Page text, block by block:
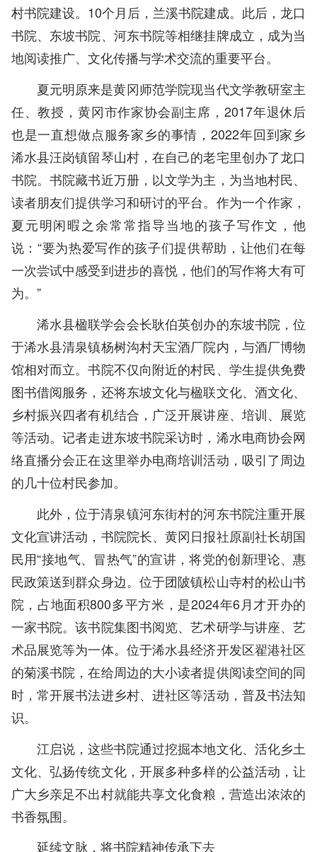
村书院建设。10个月后，兰溪书院建成。此后，龙口
书院、东坡书院、河东书院等相继挂牌成立，成为当
地阅读推广、文化传播与学术交流的重要平台。
夏元明原来是黄冈师范学院现当代文学教研室主
任、教授，黄冈市作家协会副主席，2017年退休后
也是一直想做点服务家乡的事情，2022年回到家乡
浠水县汪岗镇留琴山村，在自己的老宅里创办了龙口
书院。书院藏书近万册，以文学为主，为当地村民、
读者朋友们提供学习和研讨的平台。作为一个作家，
夏元明闲暇之余常常指导当地的孩子写作文，他
说：“要为热爱写作的孩子们提供帮助，让他们在每
一次尝试中感受到进步的喜悦，他们的写作将大有可
为。”
浠水县楹联学会会长耿伯英创办的东坡书院，位
于浠水县清泉镇杨树沟村天宝酒厂院内，与酒厂博物
馆相对而立。书院不仅向附近的村民、学生提供免费
图书借阅服务，还将东坡文化与楹联文化、酒文化、
乡村振兴四者有机结合，广泛开展讲座、培训、展览
等活动。记者走进东坡书院采访时，浠水电商协会网
络直播分会正在这里举办电商培训活动，吸引了周边
的几十位村民参加。
此外，位于清泉镇河东街村的河东书院注重开展
文化宣讲活动，书院院长、黄冈日报社原副社长胡国
民用“接地气、冒热气”的宣讲，将党的创新理论、惠
民政策送到群众身边。位于团陂镇松山寺村的松山书
院，占地面积800多平方米，是2024年6月才开办的
一家书院。该书院集图书阅览、艺术研学与讲座、艺
术品展览等为一体。位于浠水县经济开发区翟港社区
的菊溪书院，在给周边的大小读者提供阅读空间的同
时，常开展书法进乡村、进社区等活动，普及书法知
识。
江启说，这些书院通过挖掘本地文化、活化乡土
文化、弘扬传统文化，开展多种多样的公益活动，让
广大乡亲足不出村就能共享文化食粮，营造出浓浓的
书香氛围。
延续文脉，将书院精神传承下去